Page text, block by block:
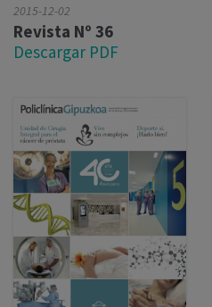
2015-12-02
Revista Nº 36
Descargar PDF